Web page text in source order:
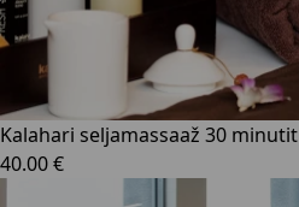
Kalahari seljamassaaž 30 minutit
40.00 €